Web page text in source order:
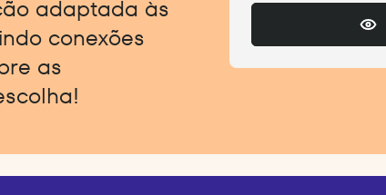
adaptada às
conexões
as